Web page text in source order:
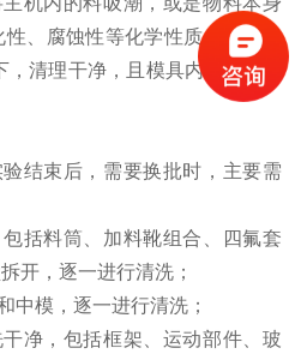
、腐蚀性等化学性质，则日常
清理干净，且模具内不能残留
束后，需要换批时，主要需
料筒、加料靴组合、四氟套
开，逐一进行清洗；
模，逐一进行清洗；
，包括框架、运动部件、玻